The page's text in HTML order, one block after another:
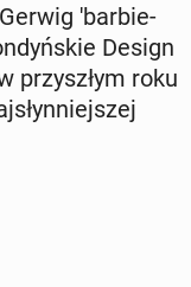
'bar­bie­
Design
przy­szłym roku